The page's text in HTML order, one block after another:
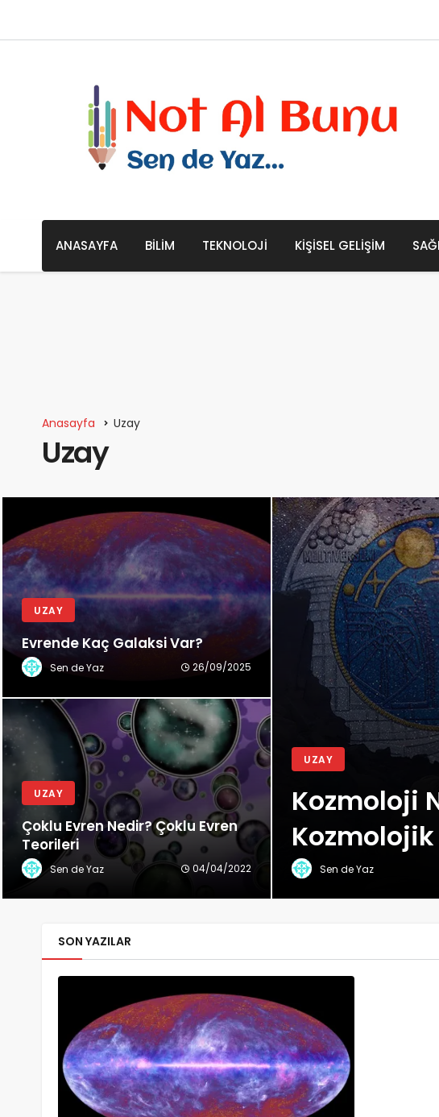
ANASAYFA BILIM TEKNOLOJI KIŞISEL GELIŞIM
Anasayfa Uzay
Uzay
UZAY
Kozmoloji
Sen de Yaz
UZAY
Evrende Kaç Galaksi Var?
Sen de Yaz 26/09/2025
UZAY
Çoklu Evren Nedir? Çoklu Evren
Teorileri
Sen de Yaz 04/04/2022
SON YAZILAR